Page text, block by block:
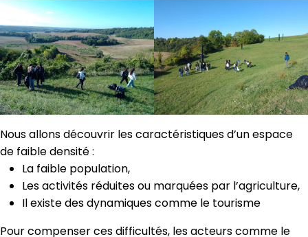
Nous allons découvrir les caractéristiques d’un espace
de faible densité :
La faible population,
Les activités réduites ou marquées par l’agriculture,
Il existe des dynamiques comme le tourisme
Pour compenser ces difficultés, les acteurs comme le